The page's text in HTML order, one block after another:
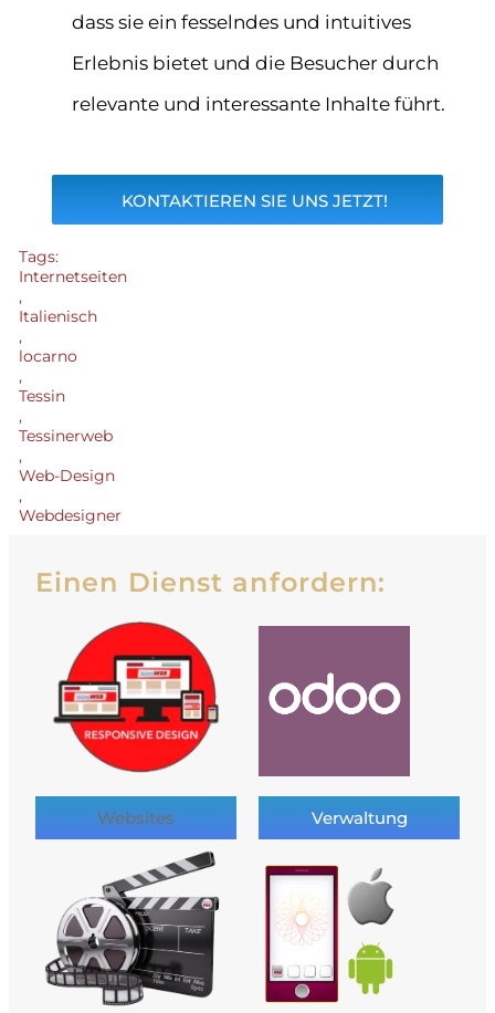
dass sie ein fesselndes und intuitives
Erlebnis bietet und die Besucher durch
relevante und interessante Inhalte führt.
KONTAKTIEREN SIE UNS JETZT!
Tags:
Internetseiten
,
Italienisch
,
locarno
,
Tessin
,
Tessinerweb
,
Web-Design
,
Webdesigner
Einen Dienst anfordern:
Websites Verwaltung